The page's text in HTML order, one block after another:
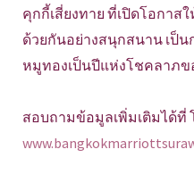
คุกกี้เสี่ยงทาย ที่เปิดโอกาส
ด้วยกันอย่างสนุกสนาน เป็
หมูทองเป็นปีแห่งโชคลาภ
สอบถามข้อมูลเพิ่มเติมได้ที่